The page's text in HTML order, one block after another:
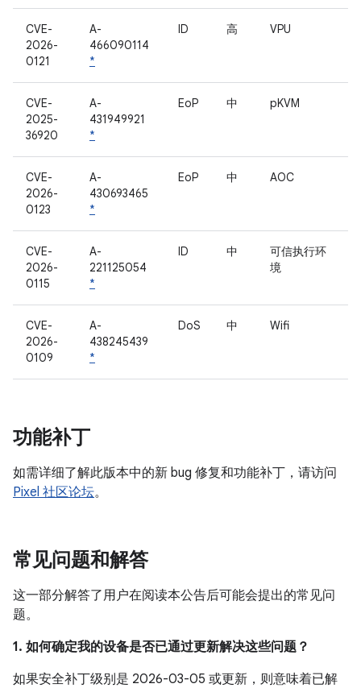
CVE-
2026-
0121
A-
466090114
*
ID 高 VPU
CVE-
2025-
36920
A-
431949921
*
EoP 中 pKVM
CVE-
2026-
0123
A-
430693465
*
EoP 中 AOC
CVE-
2026-
0115
A-
221125054
*
ID 中
可信执行环
境
CVE-
2026-
0109
A-
438245439
*
DoS 中 Wifi
功能补丁
如需详细了解此版本中的新 bug 修复和功能补丁，请访问
Pixel 社区论坛。
常见问题和解答
这一部分解答了用户在阅读本公告后可能会提出的常见问
题。
1. 如何确定我的设备是否已通过更新解决这些问题？
如果安全补丁级别是 2026-03-05 或更新，则意味着已解